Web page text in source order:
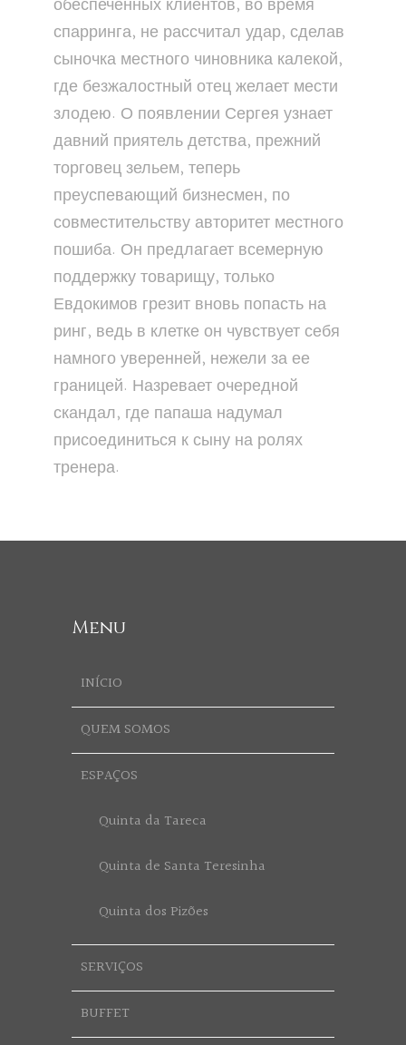
спарринга, не рассчитал удар, сделав
сыночка местного чиновника калекой,
где безжалостный отец желает мести
злодею. О появлении Сергея узнает
давний приятель детства, прежний
торговец зельем, теперь
преуспевающий бизнесмен, по
совместительству авторитет местного
пошиба. Он предлагает всемерную
поддержку товарищу, только
Евдокимов грезит вновь попасть на
ринг, ведь в клетке он чувствует себя
намного уверенней, нежели за ее
границей. Назревает очередной
скандал, где папаша надумал
присоединиться к сыну на ролях
тренера.
Menu
INÍCIO
QUEM SOMOS
ESPAÇOS
Quinta da Tareca
Quinta de Santa Teresinha
Quinta dos Pizões
SERVIÇOS
BUFFET